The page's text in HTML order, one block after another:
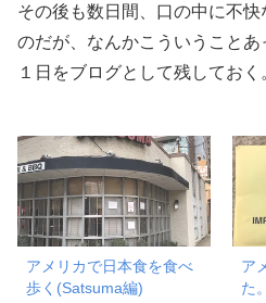
その後も数日間、口の中に不
のだが、なんかこういうこと
１日をブログとして残しておく
アメリカで日本食を食べ
歩く(Satsuma編)
ア
た